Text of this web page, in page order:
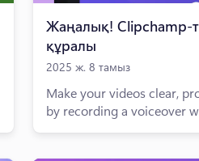
Жаңалық! Clipchamp-
құралы
2025 ж. 8 тамыз
Make your videos clear,
by recording a voiceover